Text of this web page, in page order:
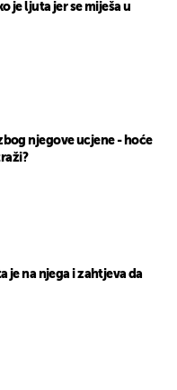
je ljuta jer se miješa u
njegove ucjene - hoće
je na njega i zahtjeva da